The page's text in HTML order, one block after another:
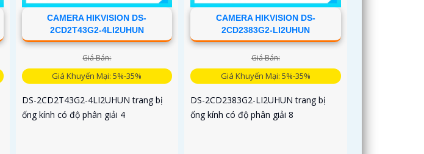
CAMERA HIKVISION DS-
2CD2T43G2-4LI2UHUN
Giá Bán:
Giá Khuyến Mại: 5%-35%
DS-2CD2T43G2-4LI2UHUN trang bị
ống kính có độ phân giải 4
CAMERA HIKVISION DS-
2CD2383G2-LI2UHUN
Giá Bán:
Giá Khuyến Mại: 5%-35%
DS-2CD2383G2-LI2UHUN trang bị
ống kính có độ phân giải 8